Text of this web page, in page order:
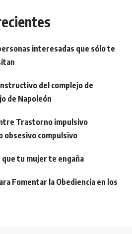
interesadas que sólo te
del complejo de
de Napoleón
Trastorno impulsivo
obsesivo compulsivo
que tu mujer te engaña
Fomentar la Obediencia en los